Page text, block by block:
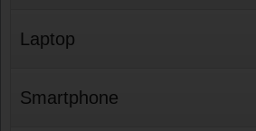
Laptop
Smartphone